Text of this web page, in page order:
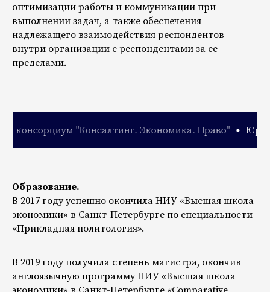
оптимизации работы и коммуникации при
выполнении задач, а также обеспечения
надлежащего взаимодействия респондентов
внутри организации с респондентами за ее
пределами.
консорциум "Консалтинг. Экономика. Право"
Образование.
В 2017 году успешно окончила НИУ «Высшая школа
экономики» в Санкт-Петербурге по специальности
«Прикладная политология».
В 2019 году получила степень магистра, окончив
англоязычную программу НИУ «Высшая школа
Отправить
Для бизнеса
Для граждан
Новости и практики
Контакты
Экспертиза
ООО "ЮК "КЭП" ИНН: 9728152654
ОГРН: 1257700128630